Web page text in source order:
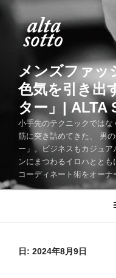
メンズファッ
色気を引き出
ター」| ALTA
小手先のテクニックでは
筋に突き詰めてきた、 男
ー」。ビジネスもカジュ
ンにまつわるイロハとと
コーディネート術をオーナ
日: 2024年8月9日